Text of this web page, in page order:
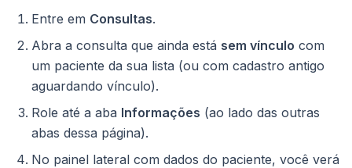
Entre em Consultas.
Abra a consulta que ainda está sem vínculo com
um paciente da sua lista (ou com cadastro antigo
aguardando vínculo).
Role até a aba Informações (ao lado das outras
abas dessa página).
No painel lateral com dados do paciente, você verá